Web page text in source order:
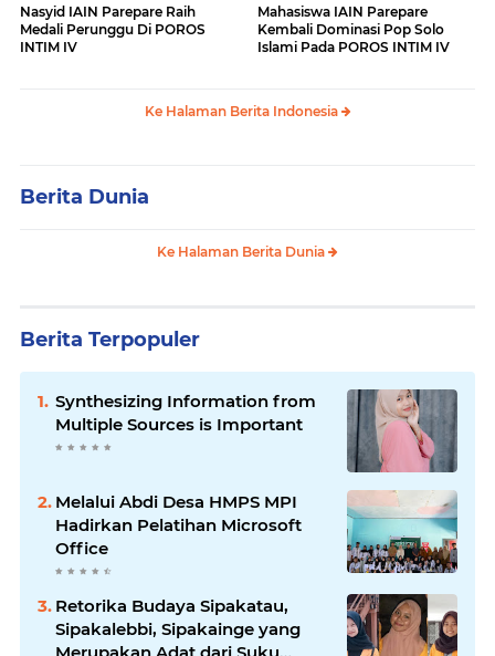
Nasyid IAIN Parepare Raih
Medali Perunggu Di POROS
INTIM IV
Mahasiswa IAIN Parepare
Kembali Dominasi Pop Solo
Islami Pada POROS INTIM IV
Ke Halaman Berita Indonesia
Berita Dunia
Ke Halaman Berita Dunia
Berita Terpopuler
Synthesizing Information from
Multiple Sources is Important
Melalui Abdi Desa HMPS MPI
Hadirkan Pelatihan Microsoft
Office
Retorika Budaya Sipakatau,
Sipakalebbi, Sipakainge yang